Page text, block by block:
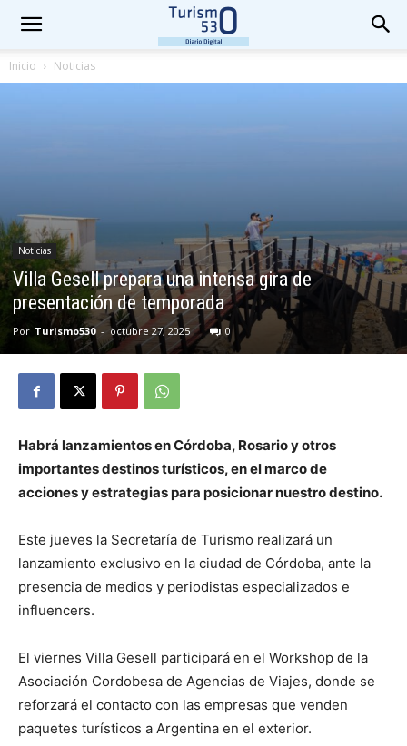
Inicio Noticias
Noticias
Villa Gesell prepara una intensa gira de
presentación de temporada
Por Turismo530 - octubre 27, 2025 0
Habrá lanzamientos en Córdoba, Rosario y otros
importantes destinos turísticos, en el marco de
acciones y estrategias para posicionar nuestro destino.
Este jueves la Secretaría de Turismo realizará un
lanzamiento exclusivo en la ciudad de Córdoba, ante la
presencia de medios y periodistas especializados e
influencers.
El viernes Villa Gesell participará en el Workshop de la
Asociación Cordobesa de Agencias de Viajes, donde se
reforzará el contacto con las empresas que venden
paquetes turísticos a Argentina en el exterior.